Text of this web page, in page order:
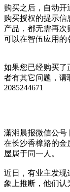
购买之后，自动开
购买授权的提示信
产品，都无需再次
可以在智伍应用的
如果您已经购买了
者有其它问题，请
2085244671
潇湘晨报微信公号
在长沙香樟路的金
屋属于同一人。
近日，有业主发现
象上推断，他们认